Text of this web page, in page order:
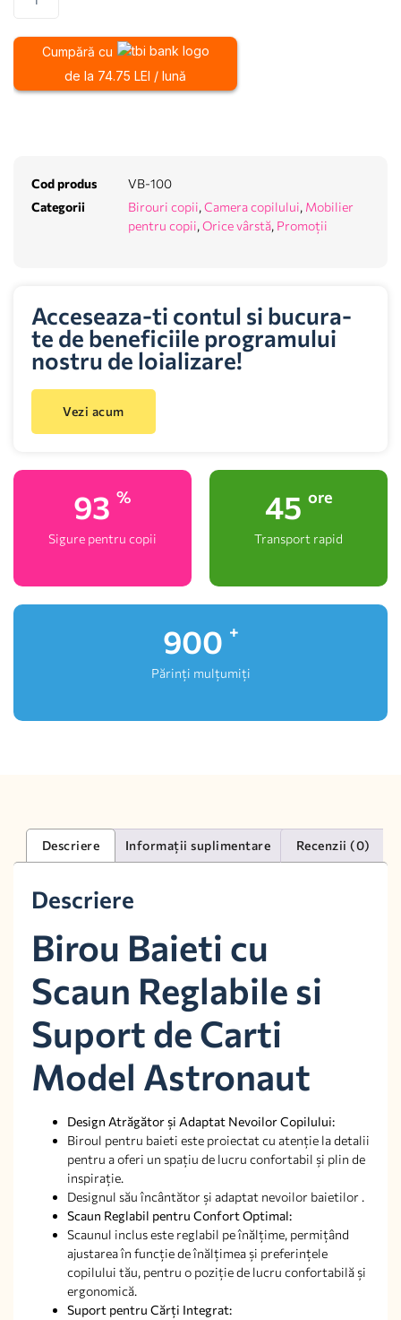
Cumpără cu
de la 74.75 LEI / lună
Cod produs
VB-100
Categorii
Birouri copii, Camera copilului, Mobilier
pentru copii, Orice vârstă, Promoții
Acceseaza-ti contul si bucura-
te de beneficiile programului
nostru de loializare!
Vezi acum
100 %
Sigure pentru copii
48 ore
Transport rapid
1,000
Părinți mulțumiți
Descriere Informații suplimentare Recenzii (0)
Descriere
Birou Baieti cu
Scaun Reglabile si
Suport de Carti
Model Astronaut
Design Atrăgător și Adaptat Nevoilor Copilului:
Biroul pentru baieti este proiectat cu atenție la detalii
pentru a oferi un spațiu de lucru confortabil și plin de
inspirație.
Designul său încântător și adaptat nevoilor baietilor .
Scaun Reglabil pentru Confort Optimal:
Scaunul inclus este reglabil pe înălțime, permițând
ajustarea în funcție de înălțimea și preferințele
copilului tău, pentru o poziție de lucru confortabilă și
ergonomică.
Suport pentru Cărți Integrat: